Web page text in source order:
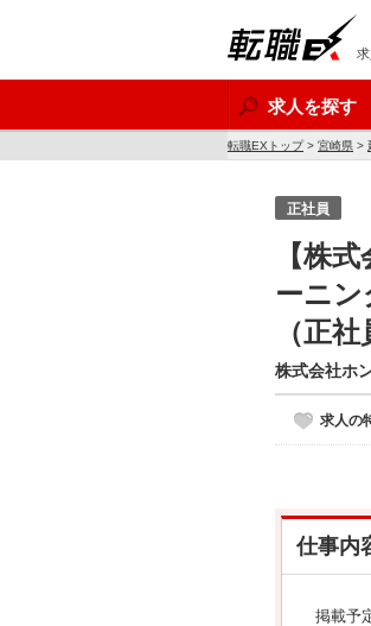
求人を探す
転職EXトップ> 宮崎県 >
正社員
【株
ーニン
（正社
株式会社ホ
求人の
仕事内
掲載予